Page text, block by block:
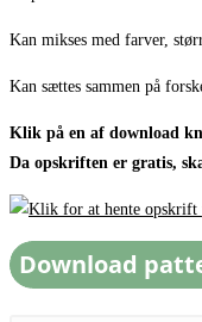
Kan mikses med farver,
Kan sættes sammen på
Klik på en af download
Da opskriften er gratis,